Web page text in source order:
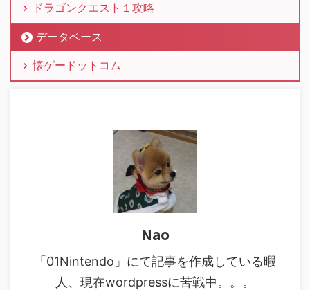
ドラゴンクエスト１攻略
データベース
懐ゲードットコム
Nao
「01Nintendo」にて記事を作成している暇
人、現在wordpressに苦戦中。。。